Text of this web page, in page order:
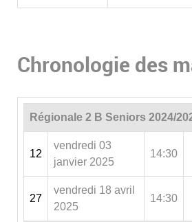
Chronologie des
Régionale 2 B Seniors 2024/
12
vendredi 03
janvier 2025
14:30
27
vendredi 18 avril
2025
14:30